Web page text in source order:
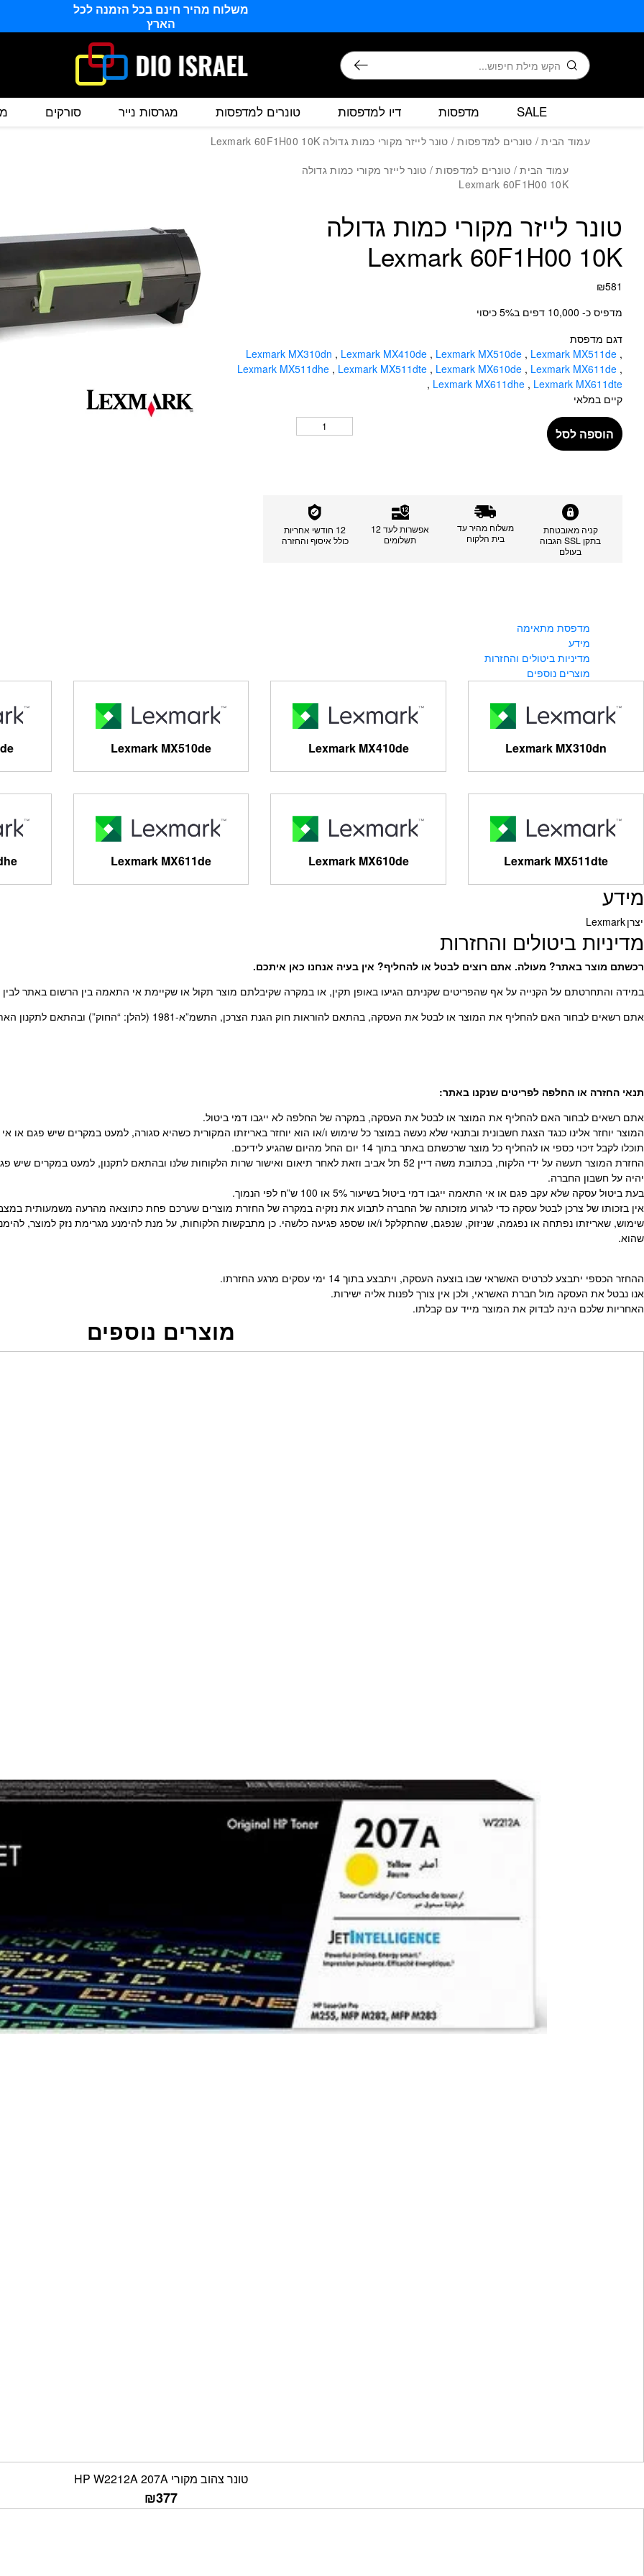
משלוח מהיר חינם בכל הזמנה לכל
הארץ
חיפוש
SALE מדפסות דיו למדפסות טונרים למדפסות מגרסות נייר סורקים
עמוד הבית/ טונרים למדפסות/ טונר לייזר מקורי כמות גדולה Lexmark 60F1H00 10K
עמוד הבית/ טונרים למדפסות/ טונר לייזר מקורי כמות גדולה
Lexmark 60F1H00 10K
טונר לייזר מקורי כמות גדולה
Lexmark 60F1H00 10K
₪581
מדפיס כ- 10,000 דפים ב5% כיסוי
דגם מדפסת
Lexmark MX310dn , Lexmark MX410de , Lexmark MX510de , Lexmark MX511de ,
Lexmark MX511dhe , Lexmark MX511dte , Lexmark MX610de , Lexmark MX611de ,
Lexmark MX611dhe , Lexmark MX611dte
,
קיים במלאי
כמות טונר לייזר מקורי כמות גדולה Lexmark 60F1H00 10K
הוספה לסל
קניה מאובטחת
בתקן SSL הגבוה
בעולם
משלוח מהיר עד
בית הלקוח
אפשרות לעד 12
תשלומים
12 חודשי אחריות
כולל איסוף והחזרה
מדפסת מתאימה
מידע
מדיניות ביטולים והחזרות
מוצרים נוספים
Lexmark MX310dn
Lexmark MX410de
Lexmark MX510de
Lexmark MX511dte
Lexmark MX610de
Lexmark MX611de
מידע
יצרןLexmark
מדיניות ביטולים והחזרות
רכשתם מוצר באתר? מעולה. אתם רוצים לבטל או להחליף? אין בעיה אנחנו כאן איתכם.
במידה והתחרטתם על הקנייה על אף שהפריטים שקניתם הגיעו באופן תקין, או במקרה שקיבלתם מוצר תקול או שקיימת אי התאמה בין הרשום באתר לבין
אתם רשאים לבחור האם להחליף את המוצר או לבטל את העסקה, בהתאם להוראות חוק הגנת הצרכן, התשמ”א-1981 (להלן: “החוק”) ובהתאם לתקנון האתר.
תנאי החזרה או החלפה לפריטים שנקנו באתר:
אתם רשאים לבחור האם להחליף את המוצר או לבטל את העסקה, במקרה של החלפה לא ייגבו דמי ביטול.
המוצר יוחזר אלינו כנגד הצגת חשבונית ובתנאי שלא נעשה במוצר כל שימוש ו/או הוא יוחזר באריזתו המקורית כשהיא סגורה, למעט במקרים שיש פגם
תוכלו לקבל זיכוי כספי או להחליף כל מוצר שרכשתם באתר בתוך 14 יום החל מהיום שהגיע לידיכם.
החזרת המוצר תעשה על ידי הלקוח, בכתובת משה דיין 52 תל אביב וזאת לאחר תיאום ואישור שרות הלקוחות שלנו
יהיה על חשבון החברה.
בעת ביטול עסקה שלא עקב פגם או אי התאמה ייגבו דמי ביטול בשיעור 5% או 100 ש”ח לפי הנמוך.
אין בזכותו של צרכן לבטל עסקה כדי לגרוע מזכותה של החברה לתבוע את נזקיה במקרה של החזרת מוצרים שערכם פחת כתוצאה מהרעה משמעותית
שימוש, שאריזתו נפתחה או נפגמה, שניזוק, שנפגם, שהתקלקל ו/או שספג פגיעה כלשהי. כן מתבקשות הלקוחות, על מנת להימנע מגרימת נזק למוצר,
שהוא.
ההחזר הכספי יתבצע לכרטיס האשראי שבו בוצעה העסקה, ויתבצע בתוך 14 ימי עסקים מרגע החזרתו.
אנו נבטל את העסקה מול חברת האשראי, ולכן אין צורך לפנות אליה ישירות.
האחריות שלכם הינה לבדוק את המוצר מייד עם קבלתו.
מוצרים נוספים
טונר צהוב מקורי HP W2212A 207A
₪377